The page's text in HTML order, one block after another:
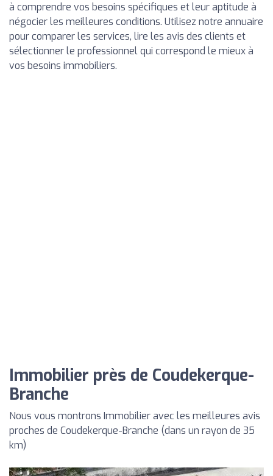
à comprendre vos besoins spécifiques et leur aptitude à
négocier les meilleures conditions. Utilisez notre annuaire
pour comparer les services, lire les avis des clients et
sélectionner le professionnel qui correspond le mieux à
vos besoins immobiliers.
Immobilier près de Coudekerque-
Branche
Nous vous montrons Immobilier avec les meilleures avis
proches de Coudekerque-Branche (dans un rayon de 35
km)